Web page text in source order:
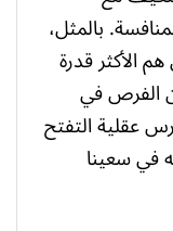
بالمثل،
الأكثر قدرة
الفرص في
عقلية التفتح
في سعينا